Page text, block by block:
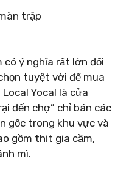
trập
có ý nghĩa rất lớn đối
tuyệt vời để mua
Yocal là cửa
đến chợ” chỉ bán các
gốc trong khu vực và
gồm thịt gia cầm,
mì.